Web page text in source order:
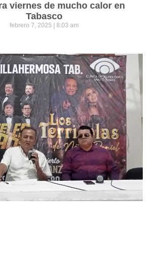
viernes de mucho calor en
Tabasco
febrero 7, 2025 8:03 am